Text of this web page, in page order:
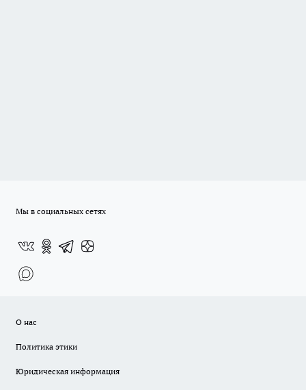
Мы в социальных сетях
О нас
Политика этики
Юридическая информация